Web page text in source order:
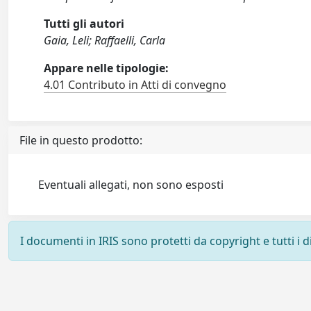
Tutti gli autori
Gaia, Leli; Raffaelli, Carla
Appare nelle tipologie:
4.01 Contributo in Atti di convegno
File in questo prodotto:
Eventuali allegati, non sono esposti
I documenti in IRIS sono protetti da copyright e tutti i